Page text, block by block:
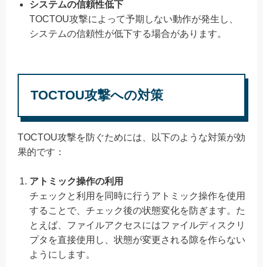
システムの信頼性低下
TOCTOU攻撃によって予期しない動作が発生し、
システムの信頼性が低下する場合があります。
TOCTOU攻撃への対策
TOCTOU攻撃を防ぐためには、以下のような対策が効
果的です：
アトミック操作の利用
チェックと利用を同時に行うアトミック操作を使用
することで、チェック後の状態変化を防ぎます。た
とえば、ファイルアクセスにはファイルディスクリ
プタを直接使用し、状態が変更される隙を作らない
ようにします。